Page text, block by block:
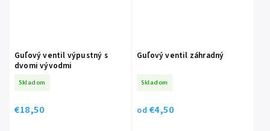
Guľový ventil výpustný s
dvomi vývodmi
Skladom
€18,50
Guľový ventil záhradný
Skladom
od €4,50